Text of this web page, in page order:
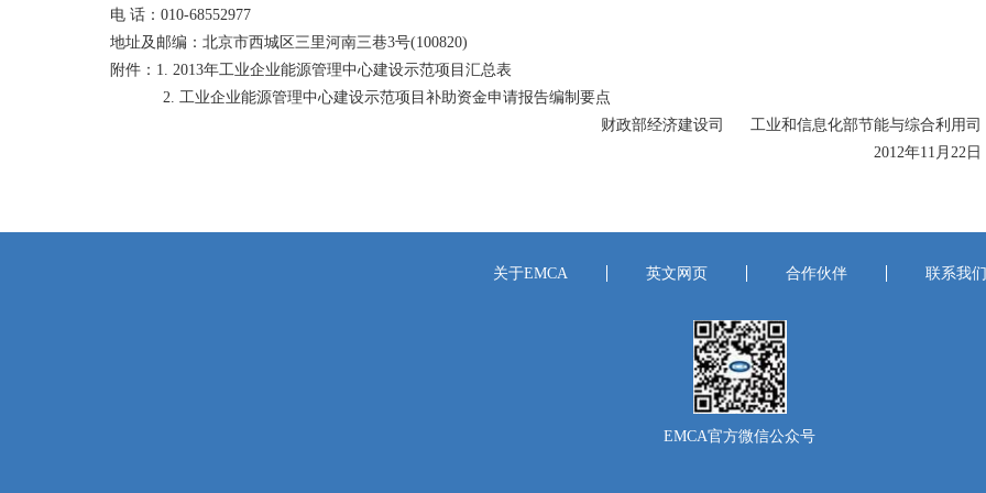
电 话：010-68552977
地址及邮编：北京市西城区三里河南三巷3号(100820)
附件：1. 2013年工业企业能源管理中心建设示范项目汇总表
2. 工业企业能源管理中心建设示范项目补助资金申请报告编制要点
财政部经济建设司 工业和信息化部节能与综合利用司
2012年11月22日
关于EMCA 英文网页 合作伙伴 联系我们
EMCA官方微信公众号